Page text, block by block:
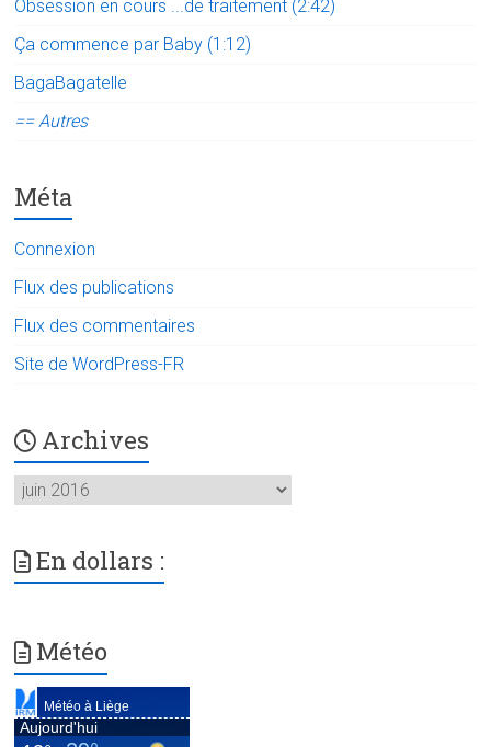
Obsession en cours ...de traitement (2:42)
Ça commence par Baby (1:12)
BagaBagatelle
== Autres
Méta
Connexion
Flux des publications
Flux des commentaires
Site de WordPress-FR
Archives
Archives
En dollars :
Météo